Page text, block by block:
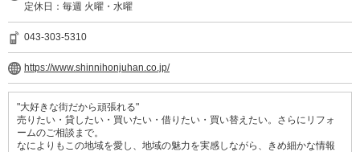
定休日：毎週 火曜・水曜
043-303-5310
https://www.shinnihonjuhan.co.jp/
"大好きな街だから頑張れる"
売りたい・貸したい・買いたい・借りたい・買い替えたい。さらにリフォ
ームのご相談まで。
なによりもこの地域を愛し、地域の魅力を実感しながら、きめ細かな情報